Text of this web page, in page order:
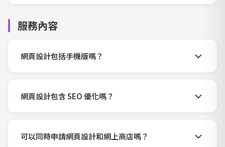
服務內容
網頁設計包括手機版嗎？
網頁設計包含 SEO 優化嗎？
可以同時申請網頁設計和網上商店嗎？